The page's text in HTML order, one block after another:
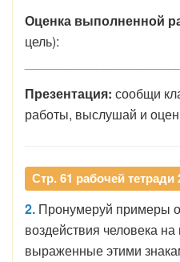
Оценка выполненной
цель):
Презентация: сообщи
работы, выслушай и
Стр. 61 рабочей тетради
2. Пронумеруй примеры
воздействия человека
выраженные этими